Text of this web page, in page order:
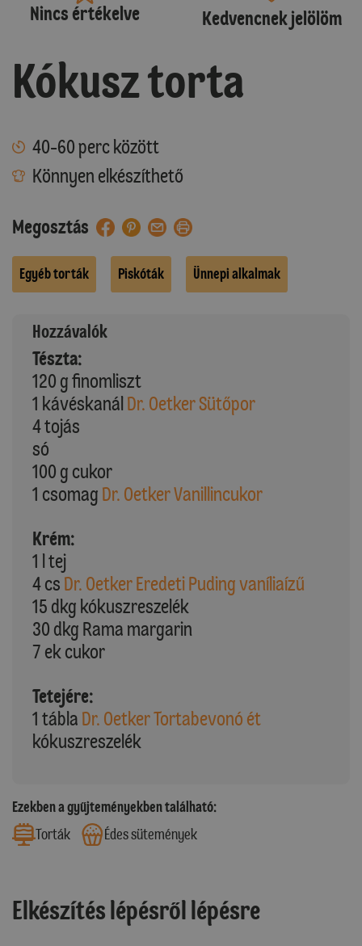
Nincs értékelve Kedvencnek jelölöm
Kókusz torta
40-60 perc között
Könnyen elkészíthető
Megosztás
Egyéb torták Piskóták Ünnepi alkalmak
Hozzávalók
Tészta:
120 g finomliszt
1 kávéskanálDr. Oetker Sütőpor
4 tojás
só
100 g cukor
1 csomag Dr. Oetker Vanillincukor
Krém:
1 l tej
4 cs Dr. Oetker Eredeti Puding vaníliaízű
15 dkg kókuszreszelék
30 dkg Rama margarin
7 ek cukor
Tetejére:
1 tábla Dr. Oetker Tortabevonó ét
kókuszreszelék
Ezekben a gyűjteményekben található:
Torták
Édes sütemények
Elkészítés lépésről lépésre